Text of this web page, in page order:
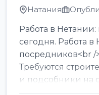
Натания
Работа в
сегодня. Работа в
посредников<br /
Требуются
и подсобники на
Срочно